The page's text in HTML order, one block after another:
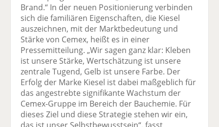
il
e
n
e
n
d
e
Brand.“ In der neuen Positionierung verbinden
sich die familiären Eigenschaften, die Kiesel
auszeichnen, mit der Marktbedeutung und
Stärke von Cemex, heißt es in einer
Pressemitteilung. „Wir sagen ganz klar: Kleben
ist unsere Stärke, Wertschätzung ist unsere
zentrale Tugend, Gelb ist unsere Farbe. Der
Erfolg der Marke Kiesel ist dabei maßgeblich für
das angestrebte signifikante Wachstum der
Cemex-Gruppe im Bereich der Bauchemie. Für
dieses Ziel und diese Strategie stehen wir ein,